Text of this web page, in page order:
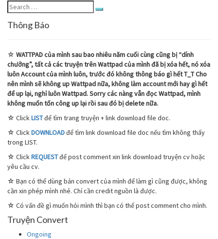
Search
for:
Search
Thông Báo
☆ WATTPAD của mình sau bao nhiêu năm cuối cùng cũng bị “dính
chưởng”, tất cả các truyện trên Wattpad của mình đã bị xóa hết, nó xóa
luôn Account của mình luôn, trước đó không thông báo gì hết T_T Cho
nên mình sẽ không up Wattpad nữa, không làm account mới hay gì hết
để up lại, nghỉ luôn Wattpad. Sorry các nàng vẫn đọc Wattpad, mình
không muốn tốn công up lại rồi sau đó bị delete nữa.
☆ ClickLISTđể tìm trang truyện + link download file doc.
☆ ClickDOWNLOADđể tìm link download file doc nếu tìm không thấy
trong LIST.
☆ ClickREQUESTđể post comment xin link download truyện cv hoặc
yêu cầu cv.
☆ Bạn có thể dùng bản convert của mình để làm gì cũng được, không
cần xin phép mình nhé. Chỉ cần credit nguồn là được.
☆ Có vấn đề gì muốn hỏi mình thì bạn có thể post comment cho mình.
Truyện Convert
Ongoing